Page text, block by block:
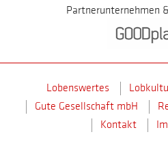
Partnerunternehmen
Lobenswertes
Gute Gesellschaft mbH
Kontakt